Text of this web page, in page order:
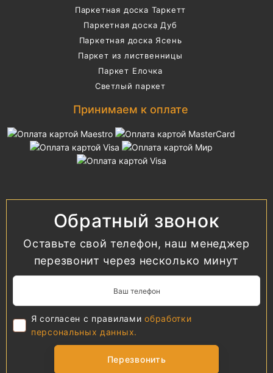
Паркетная доска Таркетт
Паркетная доска Дуб
Паркетная доска Ясень
Паркет из лиственницы
Паркет Елочка
Светлый паркет
Принимаем к оплате
Обратный звонок
Оставьте свой телефон, наш менеджер
перезвонит через несколько минут
Я согласен с правиламиобработки
персональных данных.
Перезвонить